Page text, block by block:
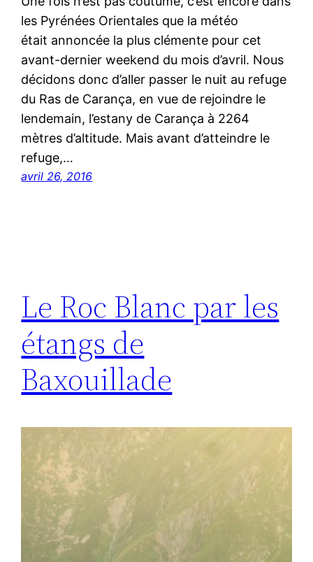
les Pyrénées Orientales que la météo
était annoncée la plus clémente pour cet
avant-dernier weekend du mois d’avril. Nous
décidons donc d’aller passer le nuit au refuge
du Ras de Carança, en vue de rejoindre le
lendemain, l’estany de Carança à 2264
mètres d’altitude. Mais avant d’atteindre le
refuge,…
avril 26, 2016
Le Roc Blanc par les
étangs de
Baxouillade